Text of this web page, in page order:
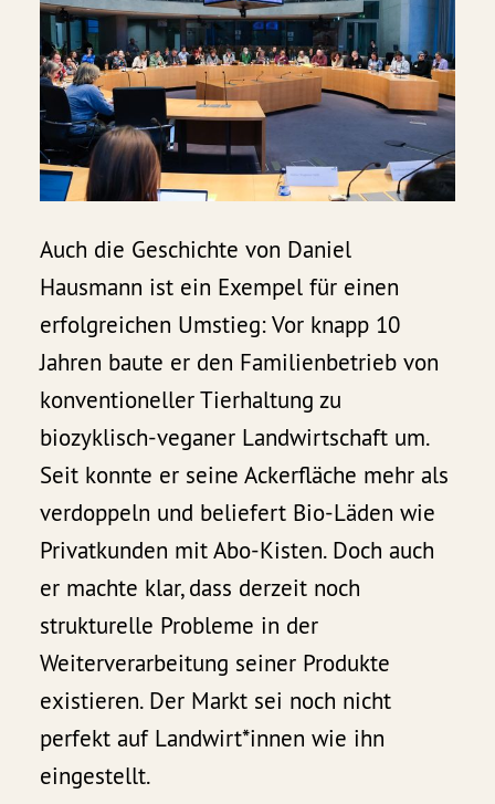
Auch die Geschichte von Daniel
Hausmann ist ein Exempel für einen
erfolgreichen Umstieg: Vor knapp 10
Jahren baute er den Familienbetrieb von
konventioneller Tierhaltung zu
biozyklisch-veganer Landwirtschaft um.
Seit konnte er seine Ackerfläche mehr als
verdoppeln und beliefert Bio-Läden wie
Privatkunden mit Abo-Kisten. Doch auch
er machte klar, dass derzeit noch
strukturelle Probleme in der
Weiterverarbeitung seiner Produkte
existieren. Der Markt sei noch nicht
perfekt auf Landwirt*innen wie ihn
eingestellt.